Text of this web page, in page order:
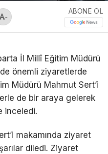
-
ABONE OL
İl Millî Eğitim Müdürü
önemli ziyaretlerde
Müdürü Mahmut Sert’i
de bir araya gelerek
inceledi.
makamında ziyaret
diledi. Ziyaret